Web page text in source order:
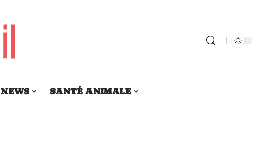
NEWS SANTÉ ANIMALE